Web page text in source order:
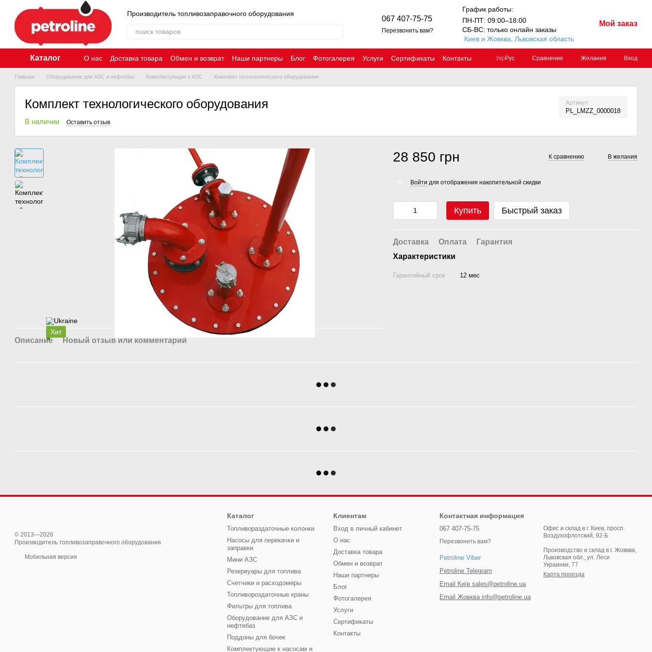
Перейти к основному контенту
Производитель топливозаправочного оборудования
067 407-75-75
Перезвонить вам?
График работы:
ПН-ПТ: 09:00–18:00
СБ-ВС: только онлайн заказы
Киев и Жовква, Львовская область
Мой заказ
Каталог О нас Доставка товара Обмен и возврат Наши партнеры Блог Фотогалерея Услуги Сертификаты Контакты Укр Рус Сравнение Желания Вход
Главная Оборудование для АЗС и нефтебаз Комплектующие к АЗС Комплект технологического оборудования
Комплект технологического оборудования Артикул
PL_LMZZ_0000018
В наличии Оставить отзыв
Хит
Описание Новый отзыв или комментарий
28 850 грн К сравнению В желания
Войти для отображения накопительной скидки
Купить Быстрый заказ
Доставка Оплата
Гарантия
Характеристики
Гарантийный срок 12 мес
© 2013—2026
Производитель топливозаправочного оборудования
Мобильная версия
Каталог
Топливораздаточные колонки
Насосы для перекачки и
заправки
Мини АЗС
Резервуары для топлива
Счетчики и расходомеры
Топливороздаточные краны
Фильтры для топлива
Оборудование для АЗС и
нефтебаз
Поддоны для бочек
Комплектующие к насосам и
Клиентам
Вход в личный кабинет
О нас
Доставка товара
Обмен и возврат
Наши партнеры
Блог
Фотогалерея
Услуги
Сертификаты
Контакты
Контактная информация
067 407-75-75
Перезвонить вам?
Petroline Viber
Petroline Telegram
Email Київ sales@petroline.ua
Email Жовква info@petroline.ua
Офис и склад в г. Киев, просп.
Воздухофлотский, 92-Б
Производство и склад в г. Жовква,
Львовская обл., ул. Леси
Украинки, 77
Карта проезда